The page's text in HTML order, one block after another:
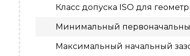
Класс допуска ISO для
Минимальный
Максимальный начальный